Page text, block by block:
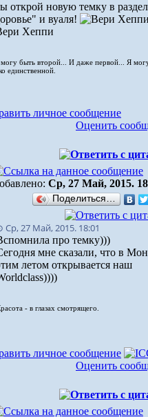
открой новую темку в
и вуаля!
быть второй... И даже первой... Я
единственной.
Оценить
Ср, 27 Май, 2015.
Поделиться…
Ср, 27 Май, 2015. 18:01
про темку)))
мне сказали, что в
летом открывается наш
- в глазах смотрящего.
Оценить